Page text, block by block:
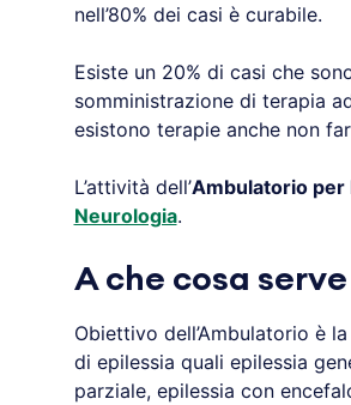
nell’80% dei casi è curabile.
Esiste un 20% di casi che
somministrazione di terapia
esistono terapie anche non
L’attività dell’Ambulatorio per
Neurologia.
A che cosa
Obiettivo dell’Ambulatorio è la
di epilessia quali epilessia
parziale, epilessia con